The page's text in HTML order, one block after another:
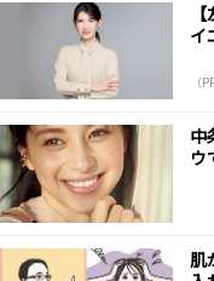
イ
（
中
ウ
肌